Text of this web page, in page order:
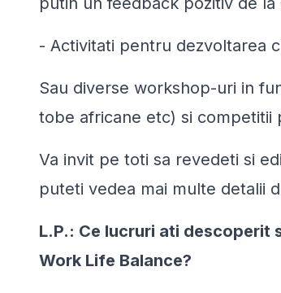
- Activitati pentru dezvoltarea
Sau diverse workshop-uri in
tobe africane etc) si
Va invit pe toti sa revedeti si
puteti vedea mai multe detalii
L.P.: Ce lucruri ati descoperit
Work Life Balance?